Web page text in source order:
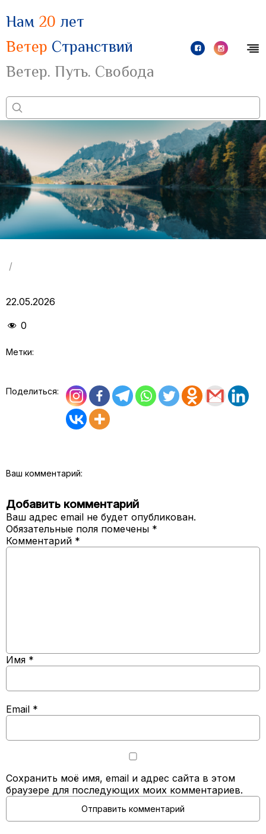
Нам 20 лет
Ветер Странствий
Ветер. Путь. Свобода
/
22.05.2026
0
Метки:
Поделиться:
Ваш комментарий:
Добавить комментарий
Ваш адрес email не будет опубликован.
Обязательные поля помечены *
Комментарий *
Имя *
Email *
Сохранить моё имя, email и адрес сайта в этом
браузере для последующих моих комментариев.